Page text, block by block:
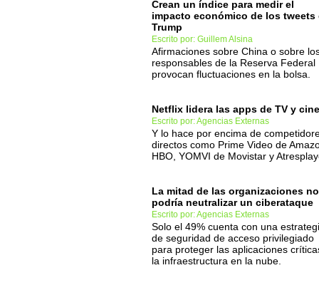
Crean un índice para medir el
impacto económico de los tweets
Trump
Escrito por: Guillem Alsina
Afirmaciones sobre China o sobre
responsables de la Reserva Federal
provocan fluctuaciones en la bolsa.
Netflix lidera las apps de TV y cine
Escrito por: Agencias Externas
Y lo hace por encima de
directos como Prime Video de
HBO, YOMVI de Movistar y
La mitad de las organizaciones no
podría neutralizar un ciberataque
Escrito por: Agencias Externas
Solo el 49% cuenta con una
de seguridad de acceso privilegiado
para proteger las aplicaciones
la infraestructura en la nube.